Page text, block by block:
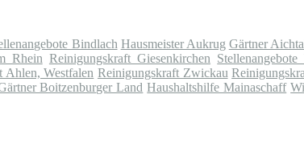
Bindlach Hausmeister Aukrug Gärtner
Rhein Reinigungskraft Giesenkirchen
Ahlen, Westfalen Reinigungskraft Zwickau
Boitzenburger Land Haushaltshilfe Mainaschaff